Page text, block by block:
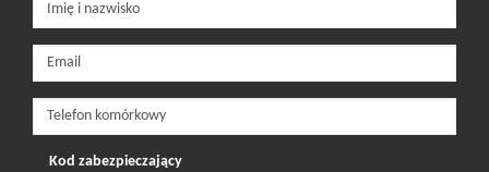
Kod zabezpieczający